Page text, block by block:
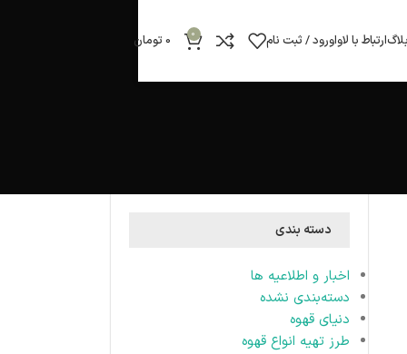
ارتباط با لاواورود / ثبت نام 0
0 تومان
دسته بندی
اخبار و اطلاعیه ها
دسته‌بندی نشده
دنیای قهوه
طرز تهیه انواع قهوه